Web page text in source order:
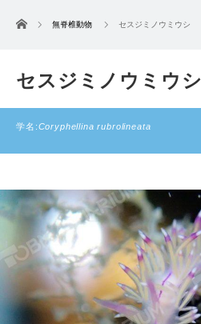
ホーム 無脊椎動物 セスジミノウミウシ
セスジミノウミウシ
学名:Coryphellina rubrolineata